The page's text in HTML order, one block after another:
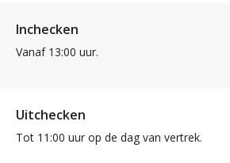
Inchecken
Vanaf 13:00 uur.
Uitchecken
Tot 11:00 uur op de dag van vertrek.